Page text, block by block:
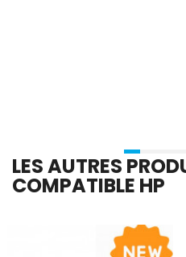
LES AUTRES
COMPATIBLE HP